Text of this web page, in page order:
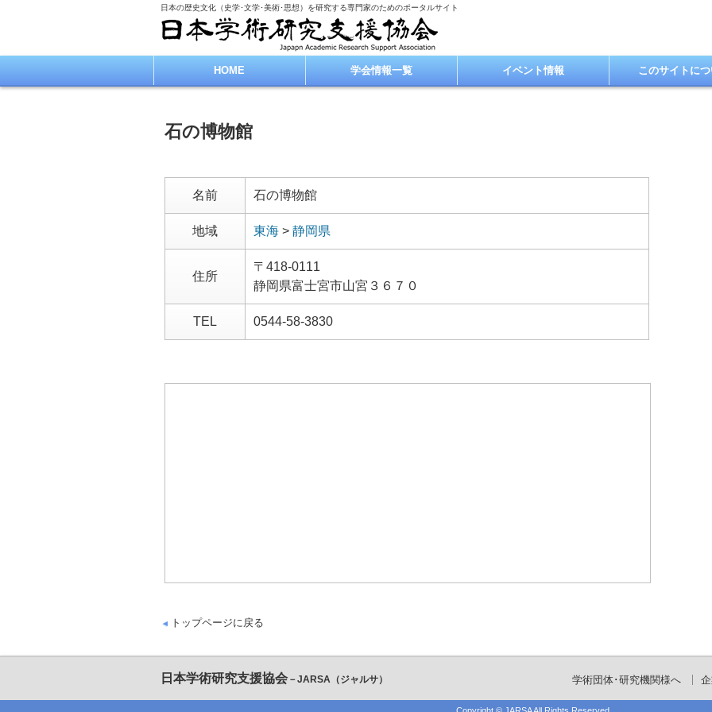
日本の歴史文化（史学･文学･美術･思想）を研究する専門家のためのポータルサイト
HOME 学会情報一覧 イベント情報 このサイトに
石の博物館
名前 石の博物館
地域 東海 > 静岡県
住所
〒418-0111
静岡県富士宮市山宮３６７０
TEL 0544-58-3830
トップページに戻る
日本学術研究支援協会 －JARSA（ジャルサ） 学術団体･研究機関様へ